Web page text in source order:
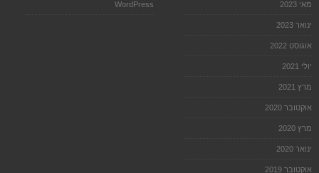
מאי 2023
ינואר 2023
אוגוסט 2022
יולי 2021
מרץ 2021
אוקטובר 2020
מרץ 2020
ינואר 2020
אוקטובר 2019
WordPress